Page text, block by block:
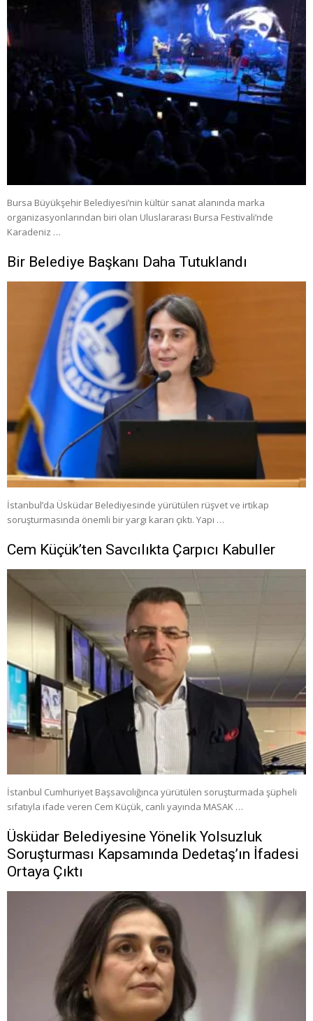
Bursa Büyükşehir Belediyesi’nin kültür sanat alanında marka
organizasyonlarından biri olan Uluslararası Bursa Festivali’nde
Karadeniz …
Bir Belediye Başkanı Daha Tutuklandı
İstanbul’da Üsküdar Belediyesinde yürütülen rüşvet ve irtikap
soruşturmasında önemli bir yargı kararı çıktı. Yapı …
Cem Küçük’ten Savcılıkta Çarpıcı Kabuller
İstanbul Cumhuriyet Başsavcılığınca yürütülen soruşturmada şüpheli
sıfatıyla ifade veren Cem Küçük, canlı yayında MASAK …
Üsküdar Belediyesine Yönelik Yolsuzluk
Soruşturması Kapsamında Dedetaş’ın İfadesi
Ortaya Çıktı